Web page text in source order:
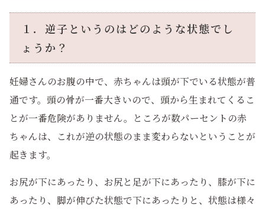
１．逆子というのはどのような状態でし
ょうか？
妊婦さんのお腹の中で、赤ちゃんは頭が下でいる状態が普
通です。頭の骨が一番大きいので、頭から生まれてくるこ
とが一番危険がありません。ところが数パーセントの赤
ちゃんは、これが逆の状態のまま変わらないということが
起きます。
お尻が下にあったり、お尻と足が下にあったり、膝が下に
あったり、脚が伸びた状態で下にあったりと、状態は様々